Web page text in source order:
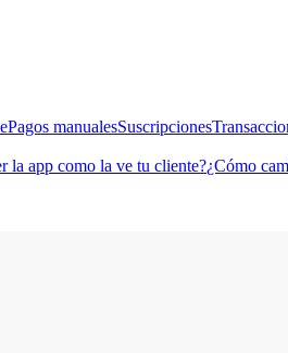
Pagos manualesSuscripciones
la app como la ve tu cliente?¿Cómo